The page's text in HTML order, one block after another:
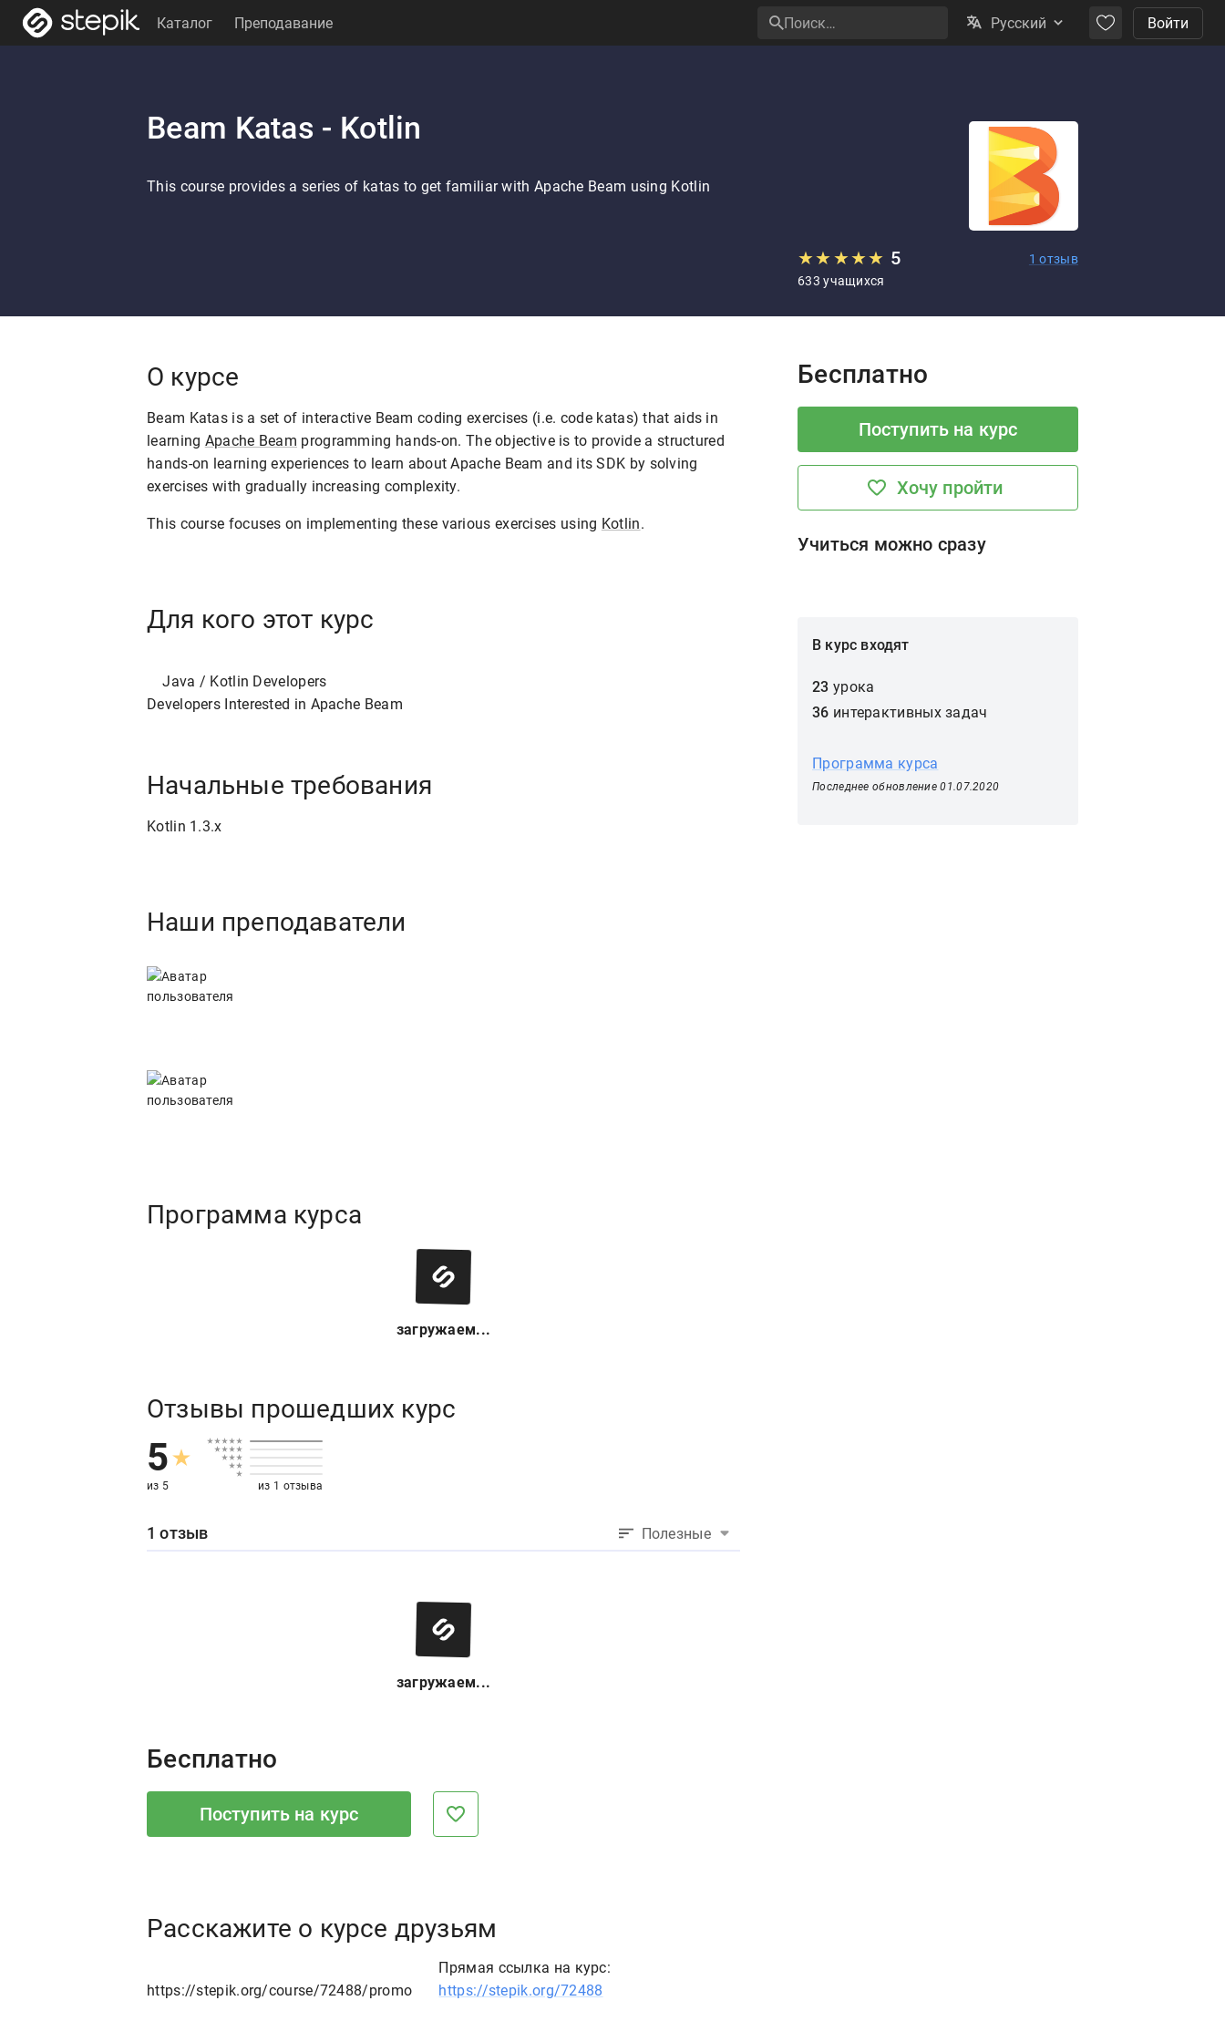
Каталог Преподавание Русский Войти
Beam Katas - Kotlin
This course provides a series of katas to get familiar with Apache Beam using Kotlin
★★★★★ 5
1 отзыв
633 учащихся
О курсе
Beam Katas is a set of interactive Beam coding exercises (i.e. code katas) that aids in
learning Apache Beam programming hands-on. The objective is to provide a structured
hands-on learning experiences to learn about Apache Beam and its SDK by solving
exercises with gradually increasing complexity.
This course focuses on implementing these various exercises using Kotlin.
Для кого этот курс
    Java / Kotlin Developers
Начальные требования
Kotlin 1.3.x
Наши преподаватели
Программа курса
загружаем...
Отзывы прошедших курс
5
из 5 из 1 отзыва
1 отзыв Полезные
загружаем...
Price:
Бесплатно
Поступить на курс
Расскажите о курсе друзьям
https://stepik.org/course/72488/promo
Прямая ссылка на курс:
https://stepik.org/72488
Price:
Бесплатно
Поступить на курс
Хочу пройти
Учиться можно сразу
В курс входят
23 урока
36 интерактивных задач
Программа курса
Последнее обновление 01.07.2020